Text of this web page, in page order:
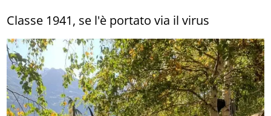
Classe 1941, se l'è portato via il virus